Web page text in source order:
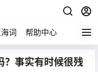
词 帮助中心
？事实有时候很残